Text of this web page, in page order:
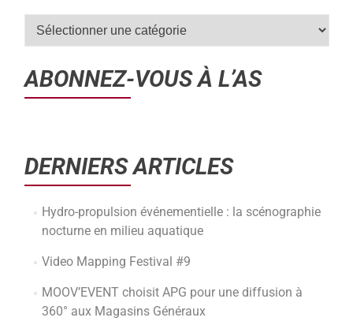
ABONNEZ-VOUS À L’AS
DERNIERS ARTICLES
Hydro-propulsion événementielle : la scénographie
nocturne en milieu aquatique
Video Mapping Festival #9
MOOV’EVENT choisit APG pour une diffusion à
360° aux Magasins Généraux